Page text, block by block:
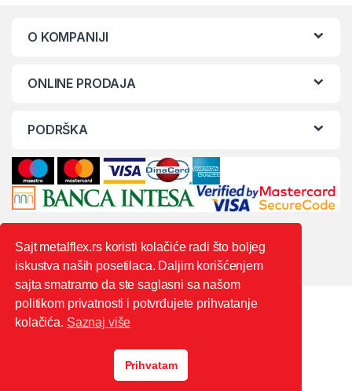
O KOMPANIJI
ONLINE PRODAJA
PODRŠKA
0603444235
Sajt metalflex.rs koristi kolačiće radi što boljeg
iskustva naših posetilaca. Daljim korišćenjem
sajta smatramo da ste saglasni sa našom
politikom privatnosti i potvrđujete prihvatanje
kolačića. Saznaj više
Prihvatam